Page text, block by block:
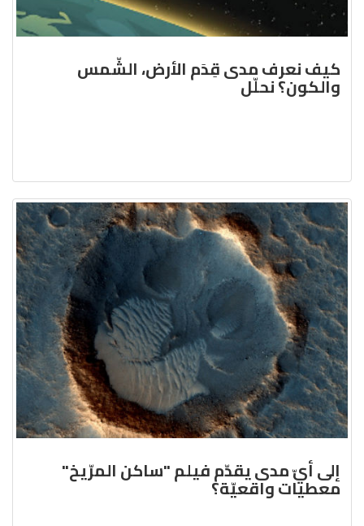
كيف نعرف مدى قِدَم الأرض، الشّمس
والكون؟ نحلّل
إلى أيّ مدى يقدّم فيلم "ساكن المرّيخ"
معطيات واقعيّة؟